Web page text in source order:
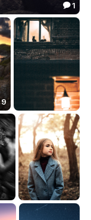
 1
9
Кошкин дом
21.78
Алина